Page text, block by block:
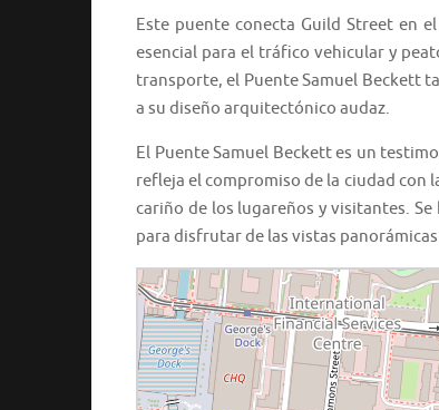
Este puente conecta Guild Street en
esencial para el tráfico vehicular y
transporte, el Puente Samuel Beckett
a su diseño arquitectónico audaz.
El Puente Samuel Beckett es un
refleja el compromiso de la ciudad con
cariño de los lugareños y visitantes.
para disfrutar de las vistas